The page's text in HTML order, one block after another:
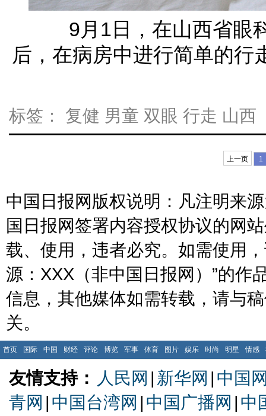
9月1日，在山西省眼科
后，在病房中进行简单的行
标签： 复健 男童 双眼 行走 山西
上一页 1
中国日报网版权说明：凡注明来
国日报网签署内容授权协议的网
载、使用，违者必究。如需使用
源：XXX（非中国日报网）”的作
信息，其他媒体如需转载，请与
关。
首页 国际 中国 财经 评论 博览 军事 体育 图片 娱乐 时尚 明星 情感
友情支持： 人民网 | 新华网 | 中国
青网 | 中国台湾网 | 中国广播网 | 中